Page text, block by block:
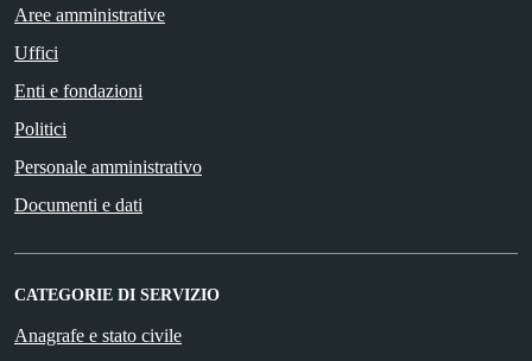
Aree amministrative
Uffici
Enti e fondazioni
Politici
Personale amministrativo
Documenti e dati
CATEGORIE DI SERVIZIO
Anagrafe e stato civile